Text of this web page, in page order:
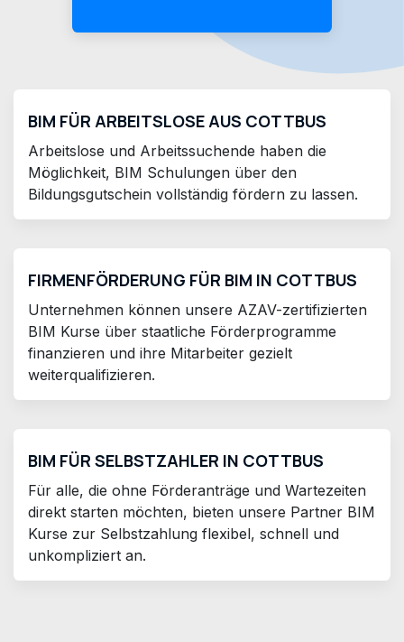
BIM FÜR ARBEITSLOSE AUS COTTBUS
Arbeitslose und Arbeitssuchende haben die
Möglichkeit, BIM Schulungen über den
Bildungsgutschein vollständig fördern zu lassen.
FIRMENFÖRDERUNG FÜR BIM IN COTTBUS
Unternehmen können unsere AZAV-zertifizierten
BIM Kurse über staatliche Förderprogramme
finanzieren und ihre Mitarbeiter gezielt
weiterqualifizieren.
BIM FÜR SELBSTZAHLER IN COTTBUS
Für alle, die ohne Förderanträge und Wartezeiten
direkt starten möchten, bieten unsere Partner BIM
Kurse zur Selbstzahlung flexibel, schnell und
unkompliziert an.